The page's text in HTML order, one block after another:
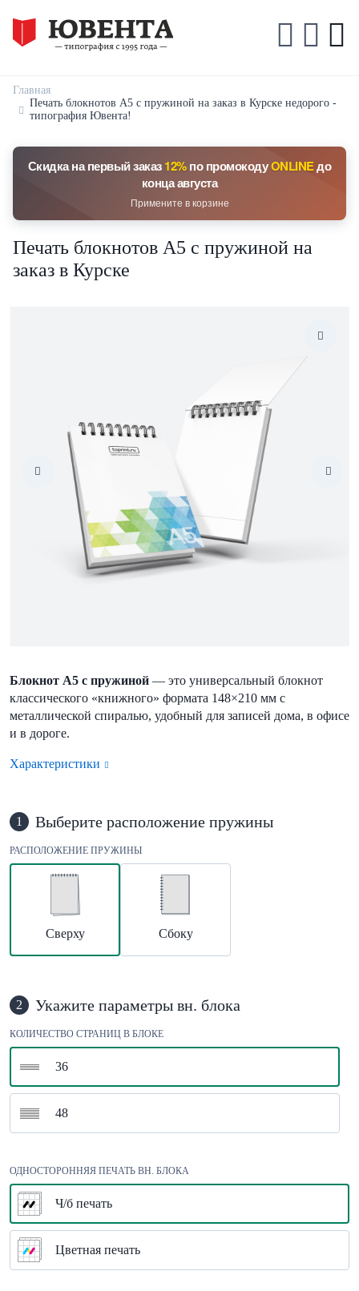
Главная
Печать блокнотов А5 с пружиной на заказ в Курске недорого -
типография Ювента!
Скидка на первый заказ12%по промокодуONLINEдо
конца августа
Примените в корзине
Печать блокнотов А5 с пружиной на
заказ в Курске
Блокнот А5 с пружиной — это универсальный блокнот
классического «книжного» формата 148×210 мм с
металлической спиралью, удобный для записей дома, в офисе
и в дороге.
Характеристики
1 Выберите расположение пружины
РАСПОЛОЖЕНИЕ ПРУЖИНЫ
Сверху Сбоку
2 Укажите параметры вн. блока
КОЛИЧЕСТВО СТРАНИЦ В БЛОКЕ
36
48
ОДНОСТОРОННЯЯ ПЕЧАТЬ ВН. БЛОКА
Ч/б печать
Цветная печать